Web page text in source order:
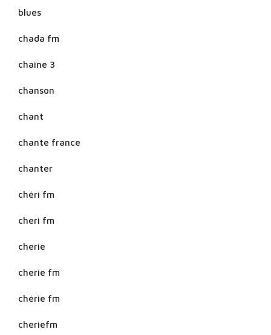
blues
chada fm
chaine 3
chanson
chant
chante france
chanter
chéri fm
cheri fm
cherie
cherie fm
chérie fm
cheriefm